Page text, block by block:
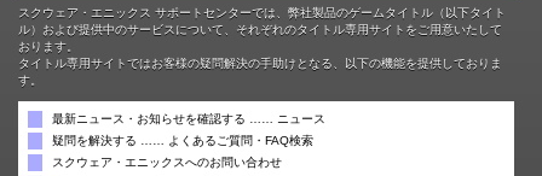
スクウェア・エニックス サポートセンターでは、弊社製品のゲームタイトル（以下タイト
ル）および提供中のサービスについて、それぞれのタイトル専用サイトをご用意いたして
おります。
タイトル専用サイトではお客様の疑問解決の手助けとなる、以下の機能を提供しておりま
す。
最新ニュース・お知らせを確認する …… ニュース
疑問を解決する …… よくあるご質問・FAQ検索
スクウェア・エニックスへのお問い合わせ